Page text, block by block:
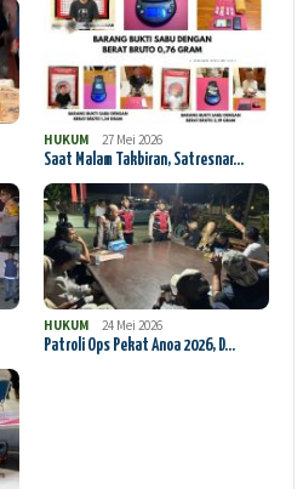
HUKUM
27 Mei 2026
Saat Malam Takbiran, Satresnar…
HUKUM
24 Mei 2026
Patroli Ops Pekat Anoa 2026, D…